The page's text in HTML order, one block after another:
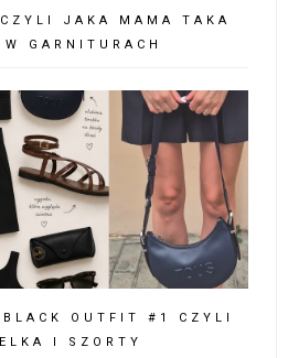
JAKA MAMA TAKA
GARNITURACH
OUTFIT #1 CZYLI
I SZORTY